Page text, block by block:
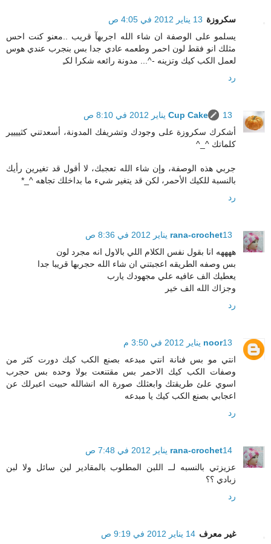
سكروزة 13 يناير 2012 في 4:05 ص
يسلمو على الوصفة ان شاء الله اجربهآ قريب ..معنو كنت احس
مثلك انو فقط لون احمر وطعمه عادي جدا بس بنجرب عندي هوس
لعمل الكب كيك وتزينه -^... مدونة رائعه شكرا لكـِ
رد
Cup Cake
13 يناير 2012 في 8:10 ص
أشكرك سكروزة على وجودك وتشريفك المدونة، أسعدتني كثيييير
كلماتك ^_^
جربي هذه الوصفة، وإن شاء الله تعجبك، لا أقول قد تغيرين رأيك
بالنسبة للكيك الأحمر، لكن قد يتغير شيء ما بداخلك تجاهه ^_*
رد
rana-crochet13 يناير 2012 في 8:36 ص
ههههه انا بقول نفس الكلام اللي بالاول انه مجرد لون
بس وصفه الطريقه اعجبتني ان شاء الله حجربها قريبا جدا
يعطيك الف عافيه علي مجهودك يارب
وجزاك الله الف خير
رد
noor13 يناير 2012 في 3:50 م
انتي مو بس فنانة انتي مبدعه بصنع الكب كيك دورت كثر من
وصفات الكب كيك الاحمر بس مقتنعت بولا وحده بس حجرب
اسوي علئ طريقتك وابعثلك صورة اله انشالله حبيت اعبرلك عن
اعجابي بصنع الكب كيك يا مبدعه
رد
rana-crochet14 يناير 2012 في 7:48 ص
عزيزتي بالنسبه لــ اللبن المطلوب بالمقادير لبن سائل ولا لبن
زبادي ؟؟
رد
غير معرف 14 يناير 2012 في 9:19 ص